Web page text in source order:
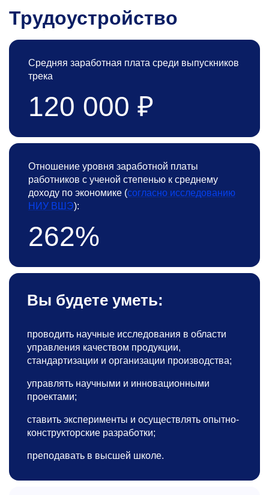
Трудоустройство
Средняя заработная плата среди выпускников
трека
120 000 ₽
Отношение уровня заработной платы
работников с ученой степенью к среднему
доходу по экономике (согласно исследованию
НИУ ВШЭ):
262%
Вы будете уметь:
проводить научные исследования в области
управления качеством продукции,
стандартизации и организации производства;
управлять научными и инновационными
проектами;
ставить эксперименты и осуществлять опытно-
конструкторские разработки;
преподавать в высшей школе.